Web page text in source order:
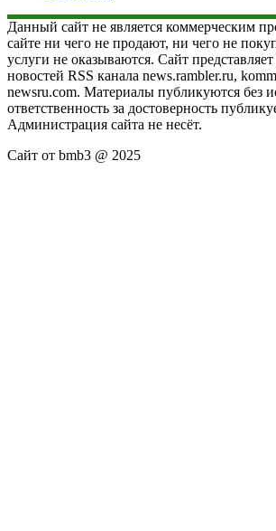
Данный сайт не является коммерческим
сайте ни чего не продают, ни чего не
услуги не оказываются. Сайт
новостей RSS канала news.rambler.ru,
newsru.com. Материалы публикуются без
ответственность за достоверность
Администрация сайта не несёт.
Сайт от bmb3 @ 2025